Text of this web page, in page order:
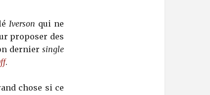
Iverson qui ne
proposer des
dernier single
.
chose si ce